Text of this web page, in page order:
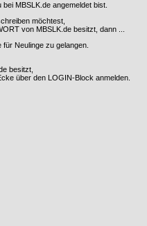
MBSLK.de angemeldet bist.
möchtest,
von MBSLK.de besitzt, dann ...
für Neulinge zu gelangen.
besitzt,
über den LOGIN-Block anmelden.